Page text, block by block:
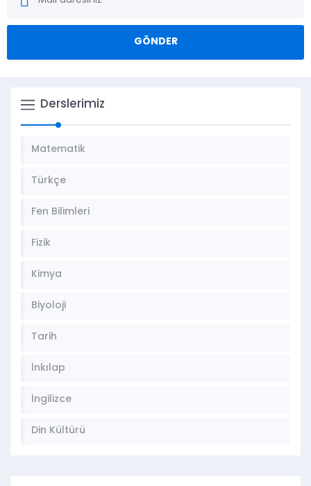
Derslerimiz
Matematik
Türkçe
Fen Bilimleri
Fizik
Kimya
Biyoloji
Tarih
İnkılap
İngilizce
Din Kültürü